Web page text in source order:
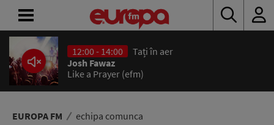
12:00 - 14:00
Tați în aer
Josh Fawaz
Like a Prayer (efm)
EUROPA FM echipa comunca
ACASĂ
ȘTIRI
RADIO